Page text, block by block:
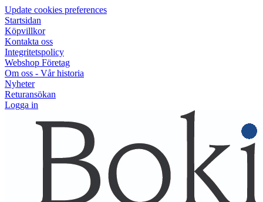
Update cookies preferences
Startsidan
Köpvillkor
Kontakta oss
Integritetspolicy
Webshop Företag
Om oss - Vår historia
Nyheter
Returansökan
Logga in